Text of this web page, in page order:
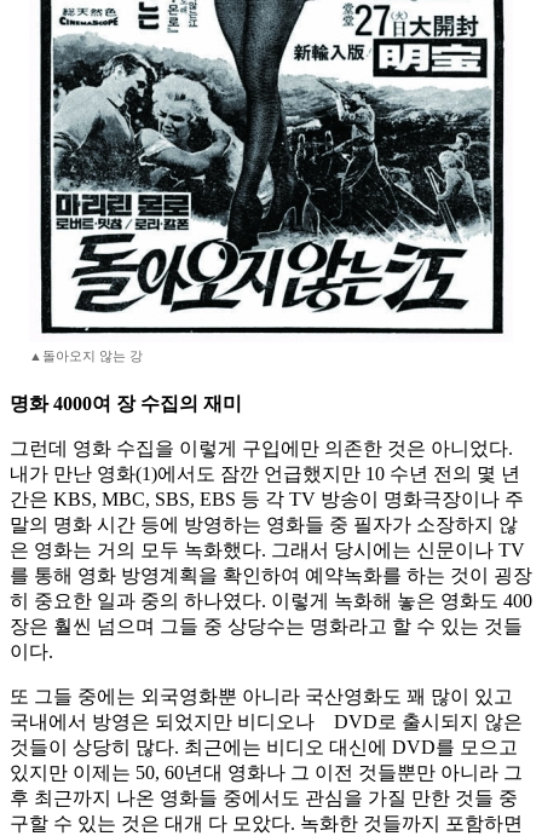
▲돌아오지 않는 강
명화 4000여 장 수집의 재미
그런데 영화 수집을 이렇게 구입에만 의존한 것은 아니었다.
내가 만난 영화(1)에서도 잠깐 언급했지만 10 수년 전의 몇 년
간은 KBS, MBC, SBS, EBS 등 각 TV 방송이 명화극장이나 주
말의 명화 시간 등에 방영하는 영화들 중 필자가 소장하지 않
은 영화는 거의 모두 녹화했다. 그래서 당시에는 신문이나 TV
를 통해 영화 방영계획을 확인하여 예약녹화를 하는 것이 굉장
히 중요한 일과 중의 하나였다. 이렇게 녹화해 놓은 영화도 400
장은 훨씬 넘으며 그들 중 상당수는 명화라고 할 수 있는 것들
이다.
또 그들 중에는 외국영화뿐 아니라 국산영화도 꽤 많이 있고
국내에서 방영은 되었지만 비디오나 DVD로 출시되지 않은
것들이 상당히 많다. 최근에는 비디오 대신에 DVD를 모으고
있지만 이제는 50, 60년대 영화나 그 이전 것들뿐만 아니라 그
후 최근까지 나온 영화들 중에서도 관심을 가질 만한 것들 중
구할 수 있는 것은 대개 다 모았다. 녹화한 것들까지 포함하면